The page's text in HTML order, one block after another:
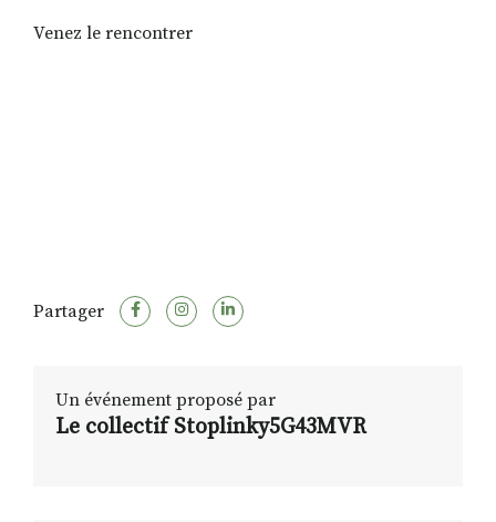
Venez le rencontrer
Partager
Un événement proposé par
Le collectif Stoplinky5G43MVR